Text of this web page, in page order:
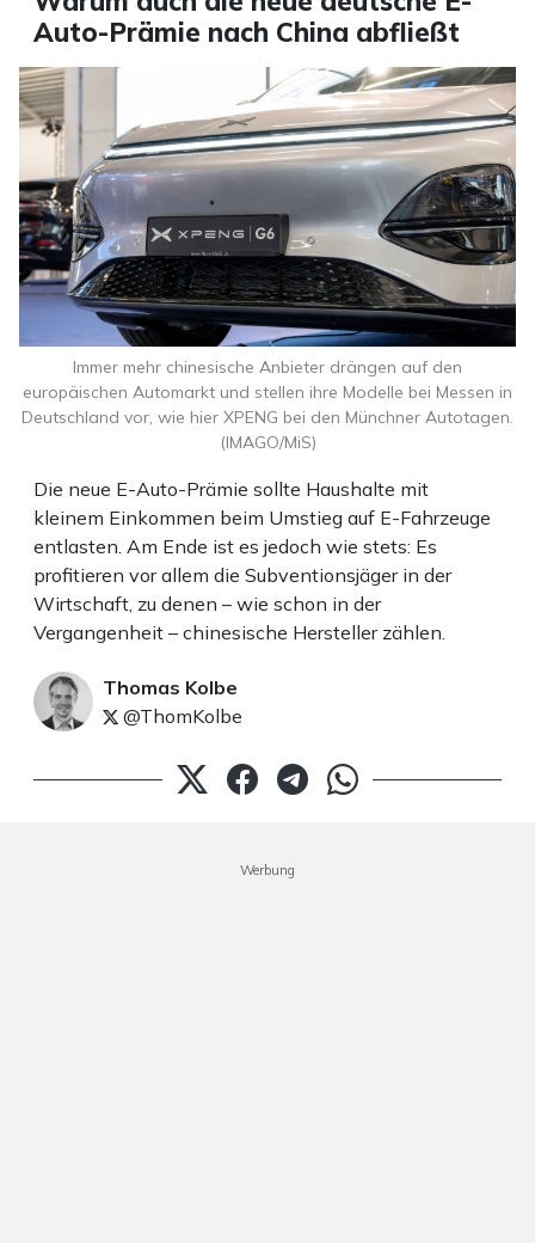
Auto-Prämie nach China abfließt
Die neue E-Auto-Prämie sollte Haushalte mit
kleinem Einkommen beim Umstieg auf E-Fahrzeuge
entlasten. Am Ende ist es jedoch wie stets: Es
profitieren vor allem die Subventionsjäger in der
Wirtschaft, zu denen – wie schon in der
Vergangenheit – chinesische Hersteller zählen.
Thomas Kolbe
@ThomKolbe
Immer mehr chinesische Anbieter drängen auf den
europäischen Automarkt und stellen ihre Modelle bei Messen in
Deutschland vor, wie hier XPENG bei den Münchner Autotagen.
(IMAGO/MiS)
Werbung